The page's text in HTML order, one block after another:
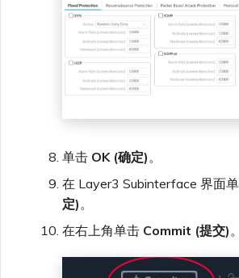
单击 OK (确定)。
在 Layer3 Subinterface 界面
定)。
在右上角单击 Commit (提交)。